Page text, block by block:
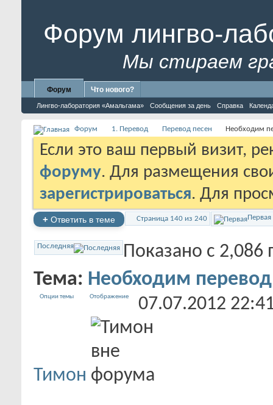
Форум лингво-
Мы стираем
Форум
Лингво-лаборатория «Амальгама» Сообщения за день Справка
Что нового?
Форум 1. Перевод Перевод песен Необходим
Если это ваш первый визит,
форуму. Для размещения
зарегистрироваться. Для
+ Ответить в теме Страница 140 из 240 Первая
Последняя Показано с 2,086
Тема: Необходим перевод
Опции темы Отображение 07.07.2012
Тимон